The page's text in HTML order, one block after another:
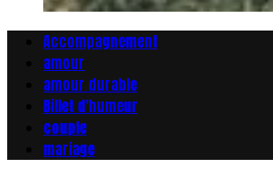
Accompagnement
amour
amour durable
Billet d'humeur
couple
mariage